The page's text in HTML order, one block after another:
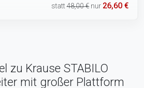
statt48,00 € nur 26,60 €
zu Krause STABILO
mit großer Plattform